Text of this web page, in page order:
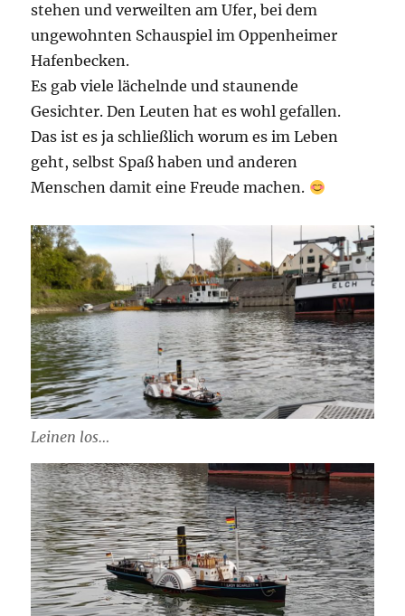
stehen und verweilten am Ufer, bei dem
ungewohnten Schauspiel im Oppenheimer
Hafenbecken.
Es gab viele lächelnde und staunende
Gesichter. Den Leuten hat es wohl gefallen.
Das ist es ja schließlich worum es im Leben
geht, selbst Spaß haben und anderen
Menschen damit eine Freude machen.
Leinen los…